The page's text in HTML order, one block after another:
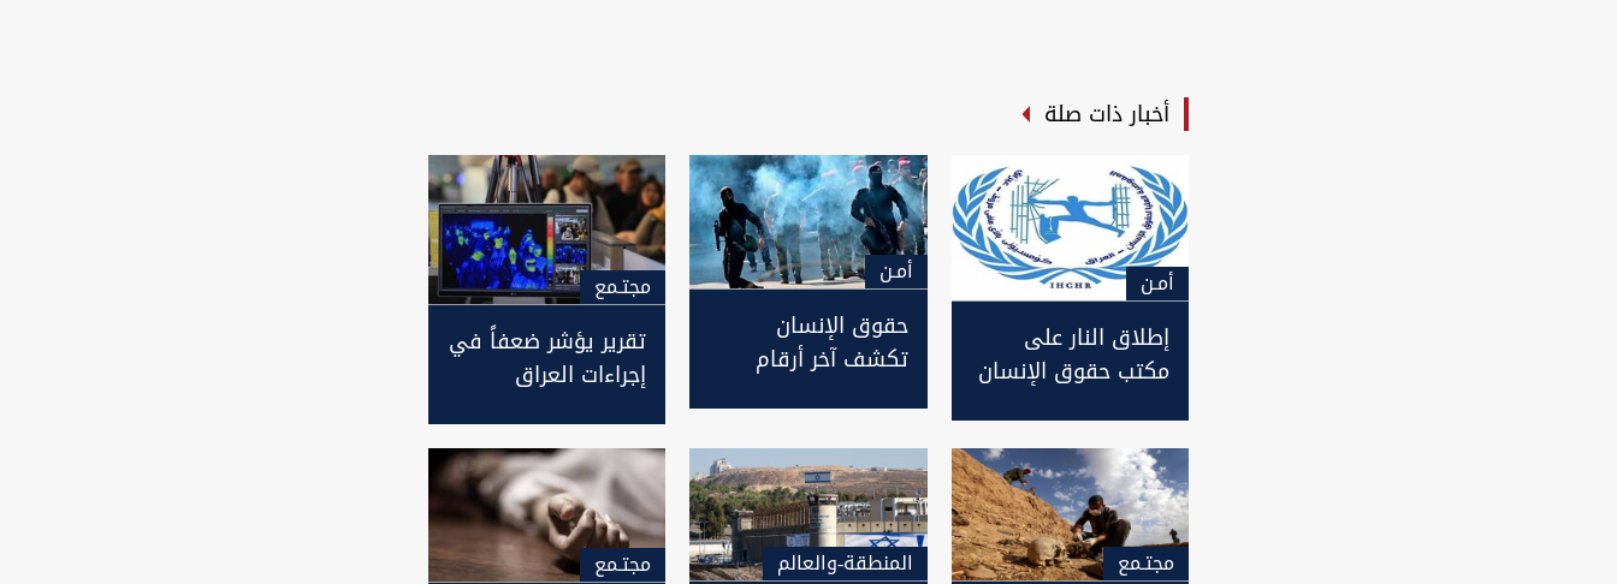
أخبار ذات صلة
أمـن
إطلاق النار على
مكتب حقوق الإنسان
أمـن
حقوق الإنسان
تكشف آخر أرقام
مجتـمع
تقرير يؤشر ضعفاً في
إجراءات العراق
مجتـمع المنطقة-والعالم مجتـمع